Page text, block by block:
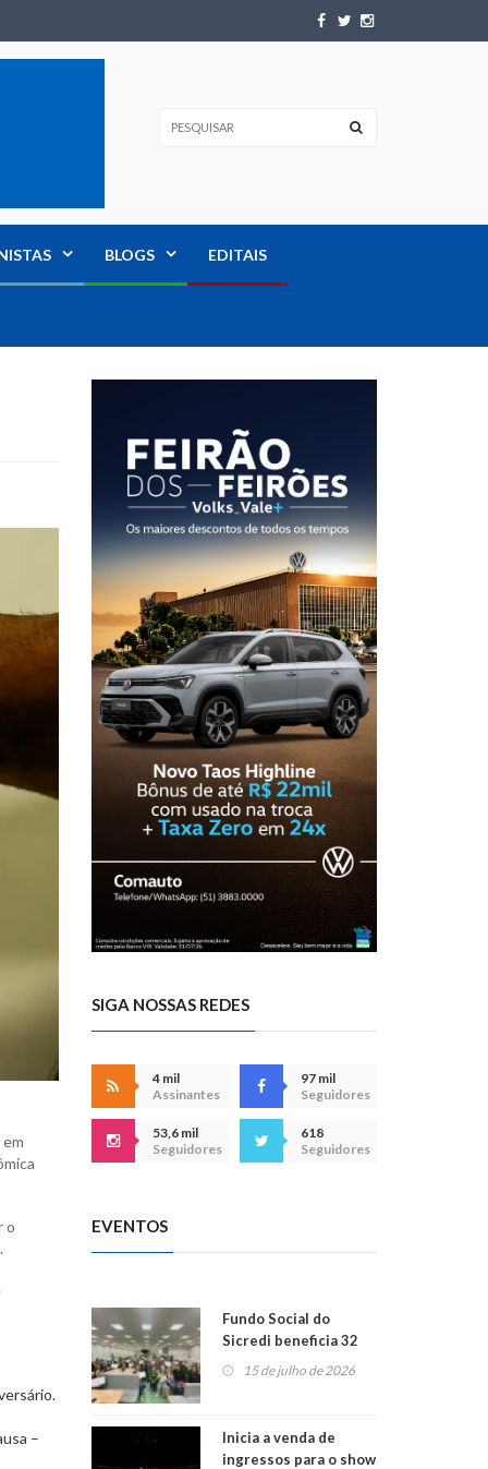
BLOGS EDITAIS
o
–
SIGA NOSSAS REDES
4 mil
Assinantes
97 mil
Seguidores
53,6 mil
Seguidores
618
Seguidores
EVENTOS
Fundo Social do
Sicredi beneficia 32
projetos em
15 de julho de 2026
Inicia a venda de
ingressos para o show